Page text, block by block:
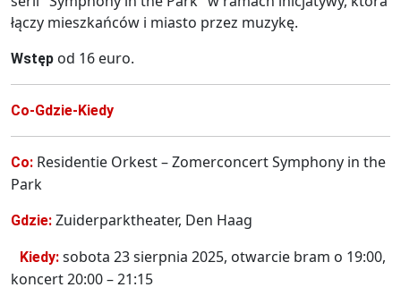
łączy mieszkańców i miasto przez muzykę.
Wstęp od 16 euro.
Co-Gdzie-Kiedy
Co: Residentie Orkest – Zomerconcert Symphony in the
Park
Gdzie: Zuiderparktheater, Den Haag
Kiedy: sobota 23 sierpnia 2025, otwarcie bram o 19:00,
koncert 20:00 – 21:15